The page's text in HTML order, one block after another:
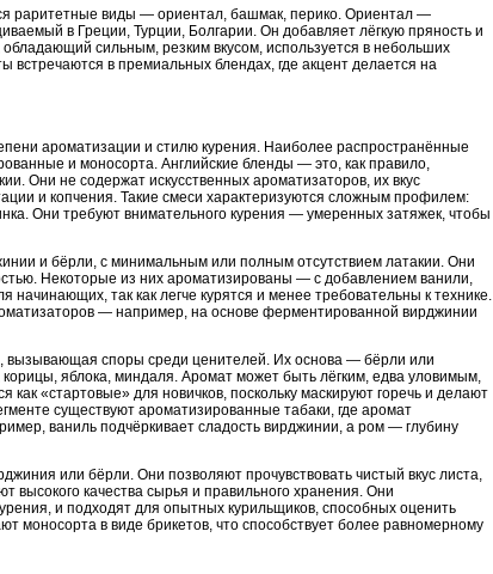
раритетные виды — ориентал, башмак, перико. Ориентал —
в Греции, Турции, Болгарии. Он добавляет лёгкую пряность и
сильным, резким вкусом, используется в небольших
встречаются в премиальных блендах, где акцент делается на
ароматизации и стилю курения. Наиболее распространённые
и моносорта. Английские бленды — это, как правило,
Они не содержат искусственных ароматизаторов, их вкус
и копчения. Такие смеси характеризуются сложным профилем:
Они требуют внимательного курения — умеренных затяжек, чтобы
и бёрли, с минимальным или полным отсутствием латакии. Они
Некоторые из них ароматизированы — с добавлением ванили,
начинающих, так как легче курятся и менее требовательны к технике.
— например, на основе ферментированной вирджинии
вызывающая споры среди ценителей. Их основа — бёрли или
яблока, миндаля. Аромат может быть лёгким, едва уловимым,
«стартовые» для новичков, поскольку маскируют горечь и делают
существуют ароматизированные табаки, где аромат
ваниль подчёркивает сладость вирджинии, а ром — глубину
или бёрли. Они позволяют прочувствовать чистый вкус листа,
высокого качества сырья и правильного хранения. Они
и подходят для опытных курильщиков, способных оценить
моносорта в виде брикетов, что способствует более равномерному